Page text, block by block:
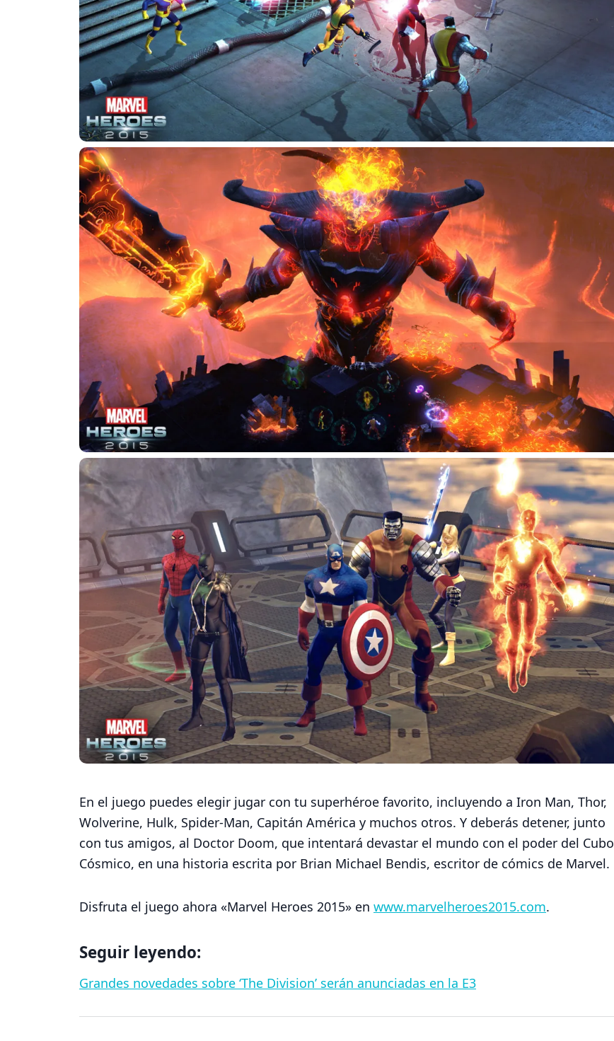
En el juego puedes elegir jugar con tu superhéroe favorito, incluyendo a Iron Man, Thor,
Wolverine, Hulk, Spider-Man, Capitán América y muchos otros. Y deberás detener, junto
con tus amigos, al Doctor Doom, que intentará devastar el mundo con el poder del Cubo
Cósmico, en una historia escrita por Brian Michael Bendis, escritor de cómics de Marvel.
Disfruta el juego ahora «Marvel Heroes 2015» en www.marvelheroes2015.com.
Seguir leyendo:
Grandes novedades sobre ‘The Division’ serán anunciadas en la E3